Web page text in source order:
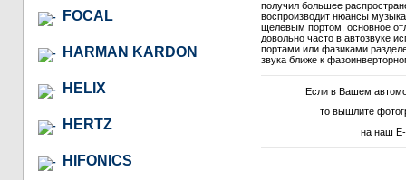
FOCAL
HARMAN KARDON
HELIX
HERTZ
HIFONICS
получил большее
воспроизводит нюансы
щелевым портом, основное
довольно часто в автозвуке
портами или фазиками
звука ближе к
Если в Вашем
то вышлите
на наш